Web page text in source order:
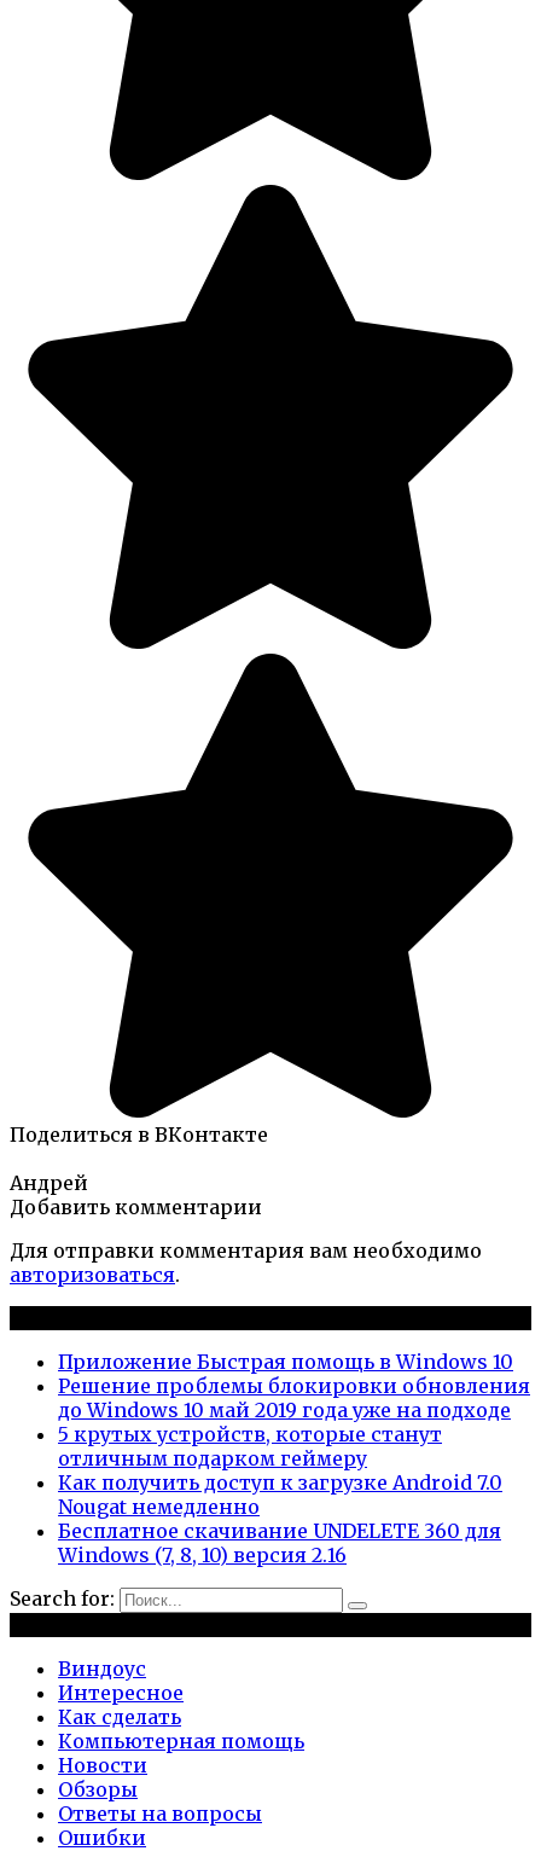
Поделиться в ВКонтакте
Андрей
Добавить комментарии
Для отправки комментария вам необходимо
авторизоваться.
Приложение Быстрая помощь в Windows 10
Решение проблемы блокировки обновления
до Windows 10 май 2019 года уже на подходе
5 крутых устройств, которые станут
отличным подарком геймеру
Как получить доступ к загрузке Android 7.0
Nougat немедленно
Бесплатное скачивание UNDELETE 360 для
Windows (7, 8, 10) версия 2.16
Search for:
Виндоус
Интересное
Как сделать
Компьютерная помощь
Новости
Обзоры
Ответы на вопросы
Ошибки